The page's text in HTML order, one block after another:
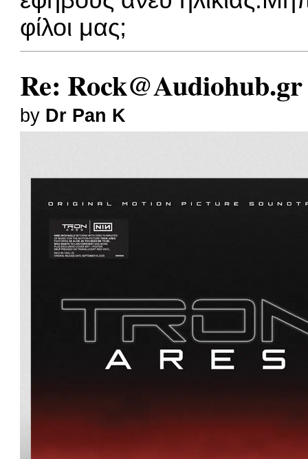
φίλοι μας;
Re: Rock@Audiohub.gr
by Dr Pan K